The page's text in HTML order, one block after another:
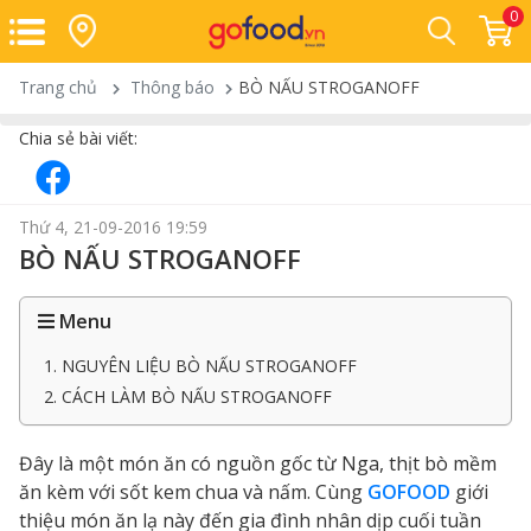
0
Trang chủ Thông báo BÒ NẤU STROGANOFF
Chia sẻ bài viết:
Thứ 4, 21-09-2016 19:59
BÒ NẤU STROGANOFF
Menu
1. NGUYÊN LIỆU BÒ NẤU STROGANOFF
2. CÁCH LÀM BÒ NẤU STROGANOFF
Đây là một món ăn có nguồn gốc từ Nga, thịt bò mềm
ăn kèm với sốt kem chua và nấm. Cùng GOFOOD giới
thiệu món ăn lạ này đến gia đình nhân dịp cuối tuần